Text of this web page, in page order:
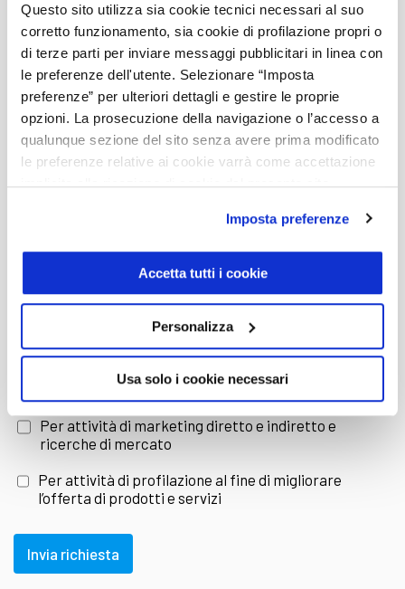
Questo sito utilizza sia cookie tecnici necessari al suo
corretto funzionamento, sia cookie di profilazione propri o
di terze parti per inviare messaggi pubblicitari in linea con
le preferenze dell'utente. Selezionare “Imposta
preferenze” per ulteriori dettagli e gestire le proprie
opzioni. La prosecuzione della navigazione o l’accesso a
qualunque sezione del sito senza avere prima modificato
le preferenze relative ai cookie varrà come accettazione
implicita alla ricezione di cookie dal presente sito.
Imposta preferenze
Accetta tutti i cookie
Personalizza
Usa solo i cookie necessari
servizio aggiunto di consegna presso la tua
abitazione
Cognome
Nome
E-mail
provincia
Dichiaro di aver letto e compreso l'
informativa sulla
Per attività di marketing diretto e indiretto e
ricerche di mercato
Per attività di profilazione al fine di migliorare
l’offerta di prodotti e servizi
Invia richiesta